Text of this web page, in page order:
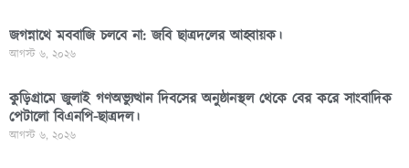
জগন্নাথে মববাজি চলবে না: জবি ছাত্রদলের আহ্বায়ক।
আগস্ট ৬, ২০২৬
কুড়িগ্রামে জুলাই গণঅভ্যুত্থান দিবসের অনুষ্ঠানস্থল থেকে বের করে সাংবাদিক
পেটালো বিএনপি-ছাত্রদল।
আগস্ট ৬, ২০২৬